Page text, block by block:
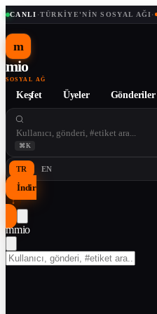
CANLI ·TÜRKIYE'NIN SOSYAL AĞI·
m
mio
SOSYAL AĞ
Keşfet Üyeler Gönderiler
⌘K
TR EN
İndir
↓
mmio